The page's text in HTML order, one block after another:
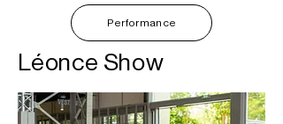
Performance
Léonce Show